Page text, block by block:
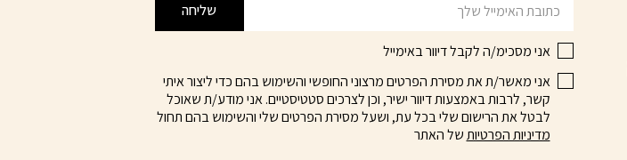
שליחה
אני מסכימ/ה לקבל דיוור באימייל
אני מאשר/ת את מסירת הפרטים מרצוני החופשי והשימוש בהם כדי ליצור איתי
קשר, לרבות באמצעות דיוור ישיר, וכן לצרכים סטטיסטיים. אני מודע/ת שאוכל
לבטל את הרישום שלי בכל עת, ושעל מסירת הפרטים שלי והשימוש בהם תחול
מדיניות הפרטיותשל האתר